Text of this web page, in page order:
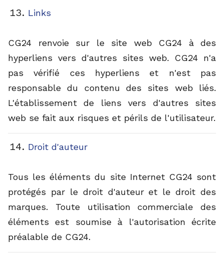
Links
CG24 renvoie sur le site web CG24 à des
hyperliens vers d'autres sites web. CG24 n'a
pas vérifié ces hyperliens et n'est pas
responsable du contenu des sites web liés.
L'établissement de liens vers d'autres sites
web se fait aux risques et périls de l'utilisateur.
Droit d'auteur
Tous les éléments du site Internet CG24 sont
protégés par le droit d'auteur et le droit des
marques. Toute utilisation commerciale des
éléments est soumise à l'autorisation écrite
préalable de CG24.